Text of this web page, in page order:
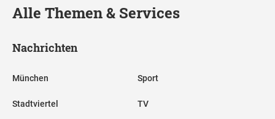
Alle Themen & Services
Nachrichten
München
Stadtviertel
Sport
TV